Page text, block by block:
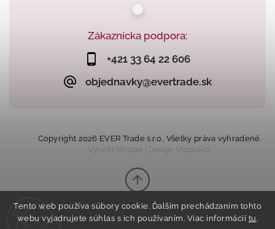
Tento web používa súbory cookie. Ďalším prechádzaním tohto
webu vyjadrujete súhlas s ich používaním. Viac informácií tu.
Zákaznícka podpora:
+421 33 64 22 606
objednavky@evertrade.sk
Copyright 2026 EVER Trade s.r.o.. Všetky práva vyhradené.
Vytvořil Shoptet | Design Shoptak.cz